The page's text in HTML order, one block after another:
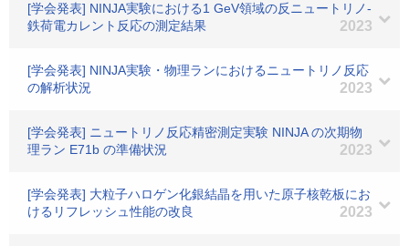
[学会発表] NINJA実験における1 GeV領域の反ニュートリノ-
鉄荷電カレント反応の測定結果
2023
[学会発表] NINJA実験・物理ランにおけるニュートリノ反応
の解析状況
2023
[学会発表] ニュートリノ反応精密測定実験 NINJA の次期物
理ラン E71b の準備状況
2023
[学会発表] 大粒子ハロゲン化銀結晶を用いた原子核乾板にお
けるリフレッシュ性能の改良
2023